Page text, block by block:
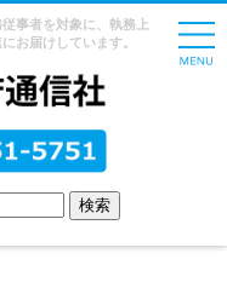
事者を対象に、執務上
お届けしています。